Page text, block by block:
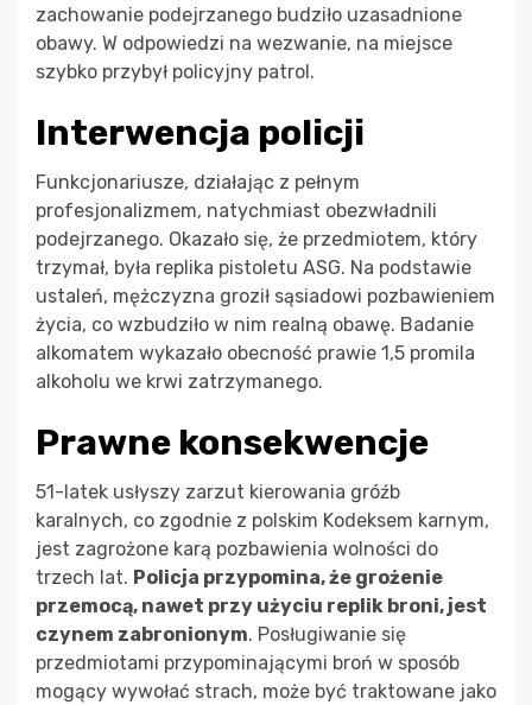
zachowanie podejrzanego budziło uzasadnione
obawy. W odpowiedzi na wezwanie, na miejsce
szybko przybył policyjny patrol.
Interwencja policji
Funkcjonariusze, działając z pełnym
profesjonalizmem, natychmiast obezwładnili
podejrzanego. Okazało się, że przedmiotem, który
trzymał, była replika pistoletu ASG. Na podstawie
ustaleń, mężczyzna groził sąsiadowi pozbawieniem
życia, co wzbudziło w nim realną obawę. Badanie
alkomatem wykazało obecność prawie 1,5 promila
alkoholu we krwi zatrzymanego.
Prawne konsekwencje
51-latek usłyszy zarzut kierowania gróźb
karalnych, co zgodnie z polskim Kodeksem karnym,
jest zagrożone karą pozbawienia wolności do
trzech lat. Policja przypomina, że grożenie
przemocą, nawet przy użyciu replik broni, jest
czynem zabronionym. Posługiwanie się
przedmiotami przypominającymi broń w sposób
mogący wywołać strach, może być traktowane jako